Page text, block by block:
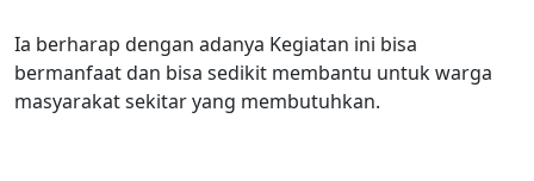
Ia berharap dengan adanya Kegiatan ini bisa
bermanfaat dan bisa sedikit membantu untuk warga
masyarakat sekitar yang membutuhkan.